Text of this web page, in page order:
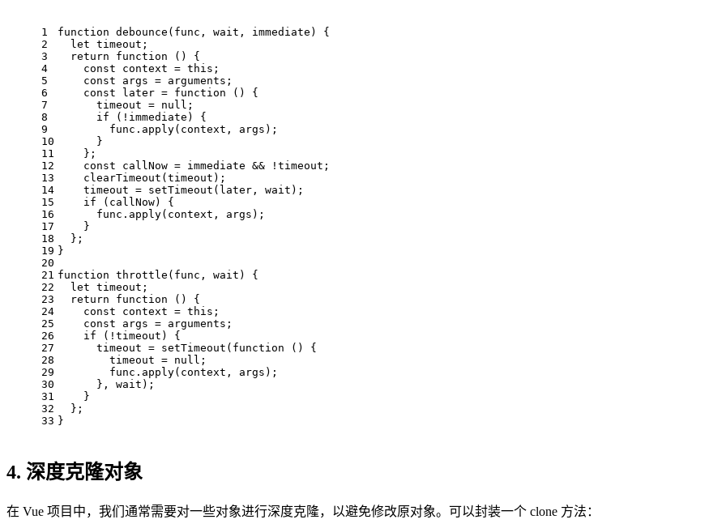
1
2
3
4
5
6
7
8
9
10
11
12
13
14
15
16
17
18
19
20
21
22
23
24
25
26
27
28
29
30
31
32
33
function debounce ( func, wait, immediate ) {
let timeout;
return
function ( ) {
const context = this ;
const args = arguments ;
const later = function ( ) {
      timeout =
null ;
if (!immediate) {
        func.
apply(context, args);
      }
    };
const callNow = immediate && !timeout;
clearTimeout (timeout);
    timeout =
setTimeout (later, wait);
if (callNow) {
      func.
apply(context, args);
    }
  };
}
function throttle ( func, wait ) {
let timeout;
return
function ( ) {
const context = this ;
const args = arguments ;
if (!timeout) {
      timeout =
setTimeout ( function ( ) {
        timeout =
null ;
        func.
apply(context, args);
      }, wait);
    }
  };
}
4. 深度克隆对象
在 Vue 项目中，我们通常需要对一些对象进行深度克隆，以避免修改原对象。可以封装一个 clone 方法：